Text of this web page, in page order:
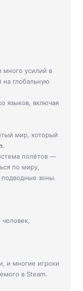
много усилий в
на глобальную
языков, включая
мир, который
.
полётов —
по миру,
подводные зоны.
и многие игроки
в Steam.